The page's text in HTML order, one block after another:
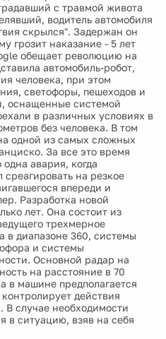
с травмой живота
водитель автомобиля
скрылся". Задержан он
грозит наказание - 5 лет
обещает революцию на
автомобиль-робот,
человека, при этом
светофоры, пешеходов и
оснащенные системой
в различных условиях в
без человека. В том
одной из самых сложных
За все это время
авария, когда
на резкое
впереди и
Разработка новой
лет. Она состоит из
трехмерное
в диапазоне 360, системы
и системы
Основной радар на
на расстояние в 70
в машине предполагается
действия
В случае необходимости
в ситуацию, взяв на себя